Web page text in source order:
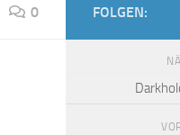
0 FOLGEN: